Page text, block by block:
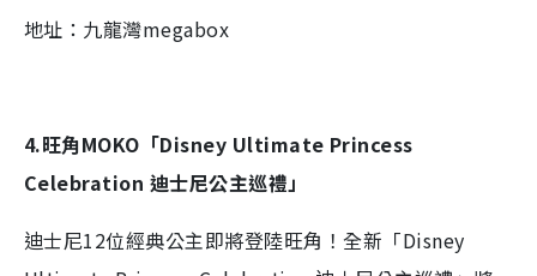
地址：九龍灣megabox
4.旺角MOKO「Disney Ultimate Princess
Celebration 迪士尼公主巡禮」
迪士尼12位經典公主即將登陸旺角！全新「Disney